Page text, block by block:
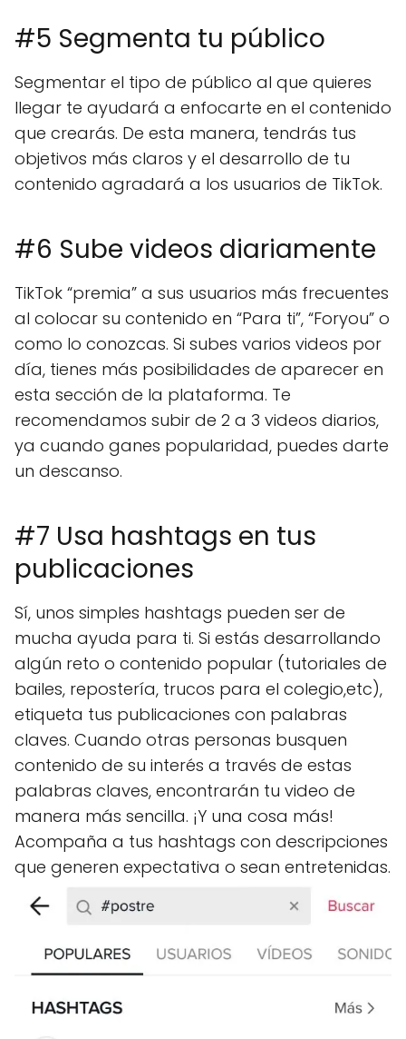
#5 Segmenta tu público
Segmentar el tipo de público al que quieres
llegar te ayudará a enfocarte en el contenido
que crearás. De esta manera, tendrás tus
objetivos más claros y el desarrollo de tu
contenido agradará a los usuarios de TikTok.
#6 Sube videos diariamente
TikTok “premia” a sus usuarios más frecuentes
al colocar su contenido en “Para ti”, “Foryou” o
como lo conozcas. Si subes varios videos por
día, tienes más posibilidades de aparecer en
esta sección de la plataforma. Te
recomendamos subir de 2 a 3 videos diarios,
ya cuando ganes popularidad, puedes darte
un descanso.
#7 Usa hashtags en tus
publicaciones
Sí, unos simples hashtags pueden ser de
mucha ayuda para ti. Si estás desarrollando
algún reto o contenido popular (tutoriales de
bailes, repostería, trucos para el colegio,etc),
etiqueta tus publicaciones con palabras
claves. Cuando otras personas busquen
contenido de su interés a través de estas
palabras claves, encontrarán tu video de
manera más sencilla. ¡Y una cosa más!
Acompaña a tus hashtags con descripciones
que generen expectativa o sean entretenidas.